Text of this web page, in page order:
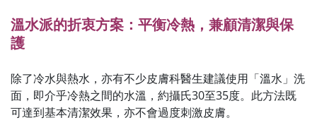
溫水派的折衷方案：平衡冷熱，兼顧清潔與保
護
除了冷水與熱水，亦有不少皮膚科醫生建議使用「溫水」洗
面，即介乎冷熱之間的水溫，約攝氏30至35度。此方法既
可達到基本清潔效果，亦不會過度刺激皮膚。